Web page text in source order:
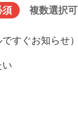
須 複数選択可
すぐお知らせ）
い